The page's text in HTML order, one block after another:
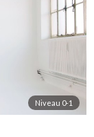
Niveau 0-1